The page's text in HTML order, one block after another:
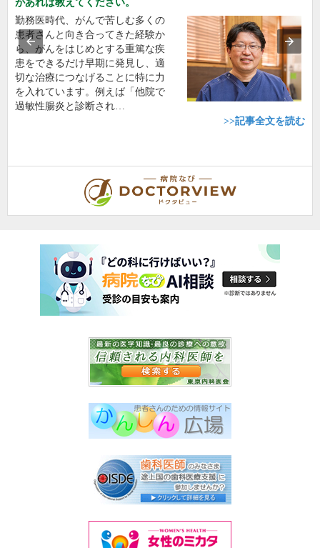
勤務医時代、がんで苦しむ多くの
患者さんと向き合ってきた経験か
ら、がんをはじめとする重篤な疾
患をできるだけ早期に発見し、適
切な治療につなげることに特に力
を入れています。例えば「他院で
過敏性腸炎と診断され…
>>記事全文を読む